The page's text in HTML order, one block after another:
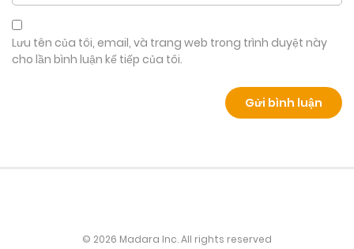
Lưu tên của tôi, email, và trang web trong trình duyệt này
cho lần bình luận kế tiếp của tôi.
© 2026 Madara Inc. All rights reserved